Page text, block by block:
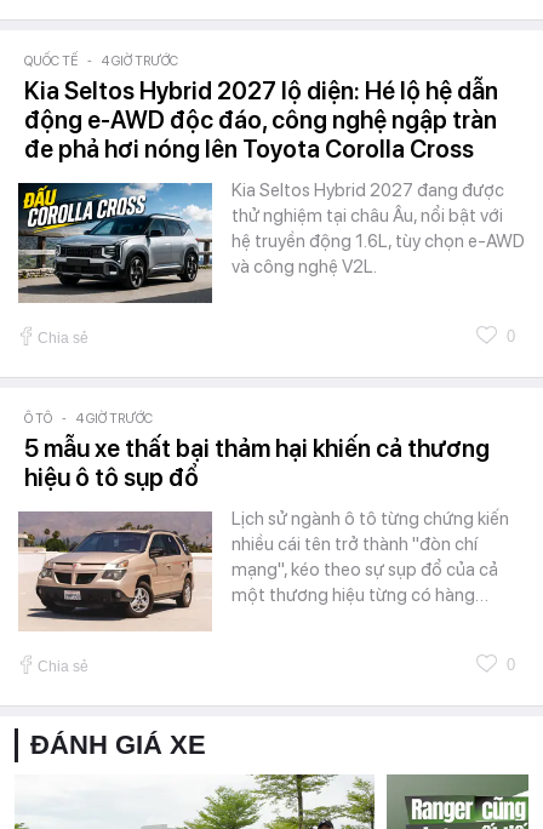
QUỐC TẾ - 4 GIỜ TRƯỚC
Kia Seltos Hybrid 2027 lộ diện: Hé lộ hệ dẫn
động e-AWD độc đáo, công nghệ ngập tràn
đe phả hơi nóng lên Toyota Corolla Cross
Kia Seltos Hybrid 2027 đang được
thử nghiệm tại châu Âu, nổi bật với
hệ truyền động 1.6L, tùy chọn e-AWD
và công nghệ V2L.
Chia sẻ 0
Ô TÔ - 4 GIỜ TRƯỚC
5 mẫu xe thất bại thảm hại khiến cả thương
hiệu ô tô sụp đổ
Lịch sử ngành ô tô từng chứng kiến
nhiều cái tên trở thành "đòn chí
mạng", kéo theo sự sụp đổ của cả
một thương hiệu từng có hàng…
Chia sẻ 0
ĐÁNH GIÁ XE